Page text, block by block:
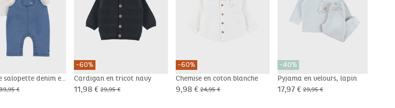
salopette denim et
longues
39,95 €
-60%
Cardigan en tricot navy
11,98 € 29,95 €
-60%
Chemise en coton blanche
9,98 € 24,95 €
-40%
Pyjama en velours, lapin
17,97 € 29,95 €